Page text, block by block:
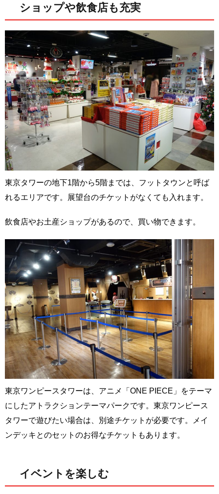
ショップや飲食店も充実
東京タワーの地下1階から5階までは、フットタウンと呼ば
れるエリアです。展望台のチケットがなくても入れます。
飲食店やお土産ショップがあるので、買い物できます。
東京ワンピースタワーは、アニメ「ONE PIECE」をテーマ
にしたアトラクションテーマパークです。東京ワンピース
タワーで遊びたい場合は、別途チケットが必要です。メイ
ンデッキとのセットのお得なチケットもあります。
イベントを楽しむ